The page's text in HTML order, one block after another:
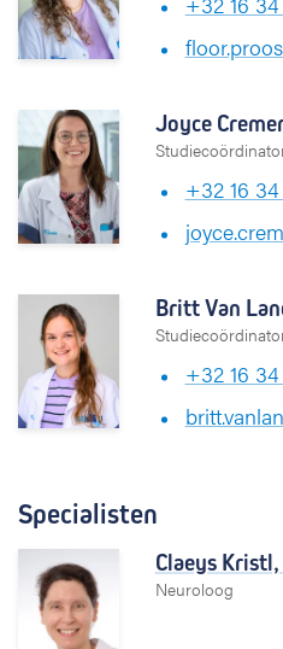
Joyce
+32 16 34
Britt Van
+32 16
Specialisten
Claeys Kristl,
Neuroloog